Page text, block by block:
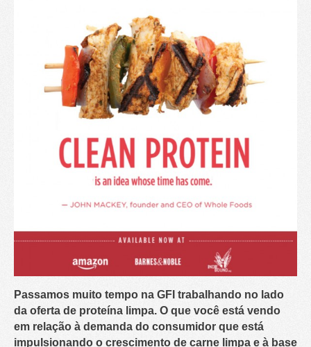
Passamos muito tempo na GFI trabalhando no lado
da oferta de proteína limpa. O que você está vendo
em relação à demanda do consumidor que está
impulsionando o crescimento de carne limpa e à base